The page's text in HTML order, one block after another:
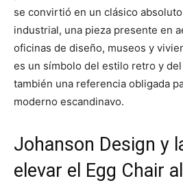
se convirtió en un clásico
industrial, una pieza presente en
oficinas de diseño, museos y
es un símbolo del estilo retro y
también una referencia obligada
moderno escandinavo.
Johanson Design y
elevar el Egg Chair